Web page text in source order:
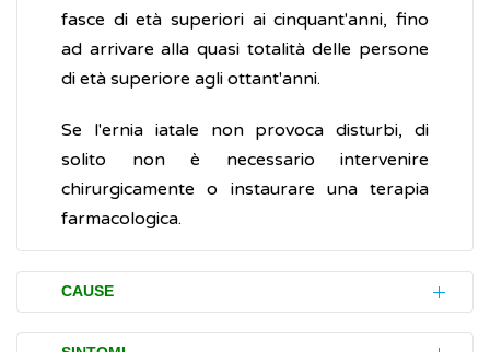
fasce di età superiori ai cinquant'anni, fino
ad arrivare alla quasi totalità delle persone
di età superiore agli ottant'anni.
Se l'ernia iatale non provoca disturbi, di
solito non è necessario intervenire
chirurgicamente o instaurare una terapia
farmacologica.
CAUSE